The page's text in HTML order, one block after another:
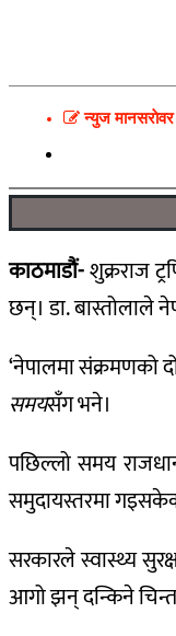
न्युज मानसराेवर
काठमाडौं-शुक्रराज
छन्। डा. बास्तोलाले
‘नेपालमा संक्रमणको
समयसँग भने।
पछिल्लो समय
समुदायस्तरमा
सरकारले स्वास्थ्य
आगो झन् दन्किने